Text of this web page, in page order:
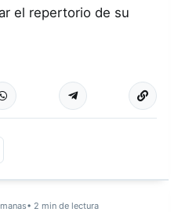
el repertorio de su
Más
• 2 min de lectura